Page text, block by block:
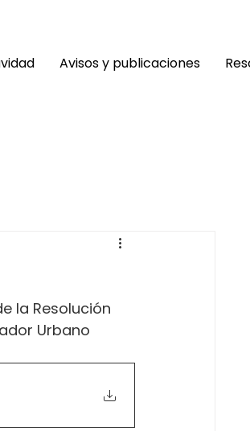
Avisos y publicaciones
la Resolución
Urbano